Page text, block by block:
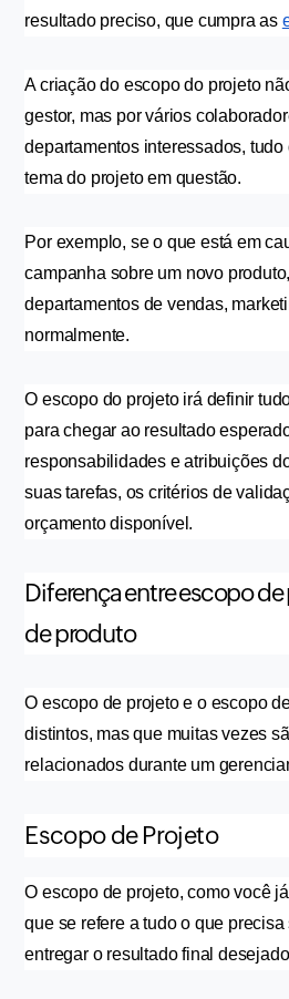
resultado preciso, que cumpra as
A criação do escopo do projeto
gestor, mas por vários
departamentos interessados,
tema do projeto em questão.
Por exemplo, se o que está em
campanha sobre um novo
departamentos de vendas,
normalmente.
O escopo do projeto irá definir
para chegar ao resultado
responsabilidades e atribuições
suas tarefas, os critérios de
orçamento disponível.
Diferença entre escopo
de produto
O escopo de projeto e o escopo
distintos, mas que muitas vezes
relacionados durante um
Escopo de Projeto
O escopo de projeto, como você
que se refere a tudo o que
entregar o resultado final